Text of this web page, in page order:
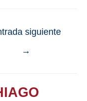
siguiente
→